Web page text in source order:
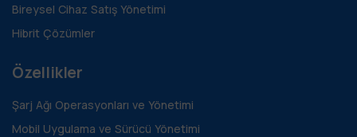
Bireysel Cihaz Satış Yönetimi
Hibrit Çözümler
Özellikler
Şarj Ağı Operasyonları ve Yönetimi
Mobil Uygulama ve Sürücü Yönetimi